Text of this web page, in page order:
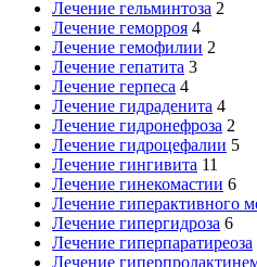
Лечение гельминтоза 2
Лечение геморроя 4
Лечение гемофилии 2
Лечение гепатита 3
Лечение герпеса 4
Лечение гидраденита 4
Лечение гидронефроза 2
Лечение гидроцефалии 5
Лечение гингивита 11
Лечение гинекомастии 6
Лечение гиперактивного
Лечение гипергидроза 6
Лечение гиперпаратиреоза
Лечение